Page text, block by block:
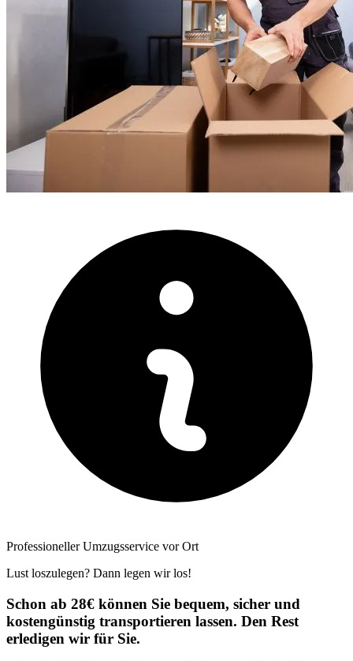
Professioneller Umzugsservice vor Ort
Lust loszulegen? Dann legen wir los!
Schon ab 28€ können Sie bequem, sicher und
kostengünstig transportieren lassen. Den Rest
erledigen wir für Sie.